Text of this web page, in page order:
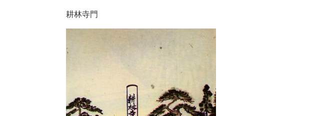
耕林寺門